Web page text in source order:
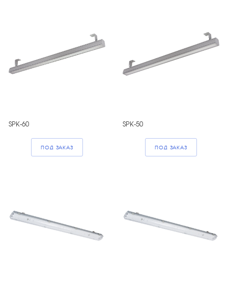
SPK-60
ПОД ЗАКАЗ
SPK-50
ПОД ЗАКАЗ